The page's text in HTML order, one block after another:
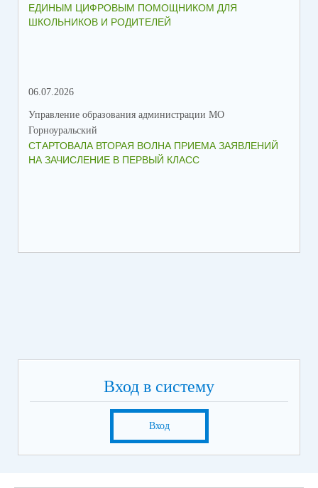
ЕДИНЫМ ЦИФРОВЫМ ПОМОЩНИКОМ ДЛЯ
ШКОЛЬНИКОВ И РОДИТЕЛЕЙ
06.07.2026
Управление образования администрации МО
Горноуральский
СТАРТОВАЛА ВТОРАЯ ВОЛНА ПРИЕМА ЗАЯВЛЕНИЙ
НА ЗАЧИСЛЕНИЕ В ПЕРВЫЙ КЛАСС
Вход в систему
Вход